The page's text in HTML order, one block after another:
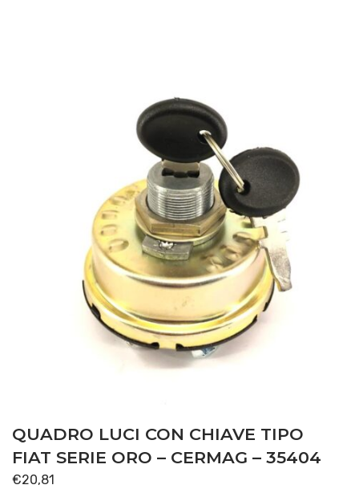
QUADRO LUCI CON CHIAVE TIPO
FIAT SERIE ORO – CERMAG – 35404
€20,81